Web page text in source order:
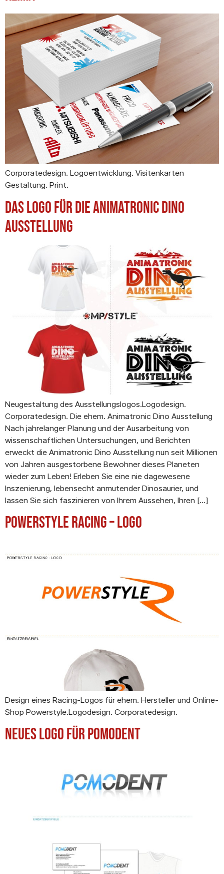
Corporatedesign. Logoentwicklung. Visitenkarten
Gestaltung. Print.
Das Logo für die Animatronic Dino
Ausstellung
Neugestaltung des Ausstellungslogos.Logodesign.
Corporatedesign. Die ehem. Animatronic Dino Ausstellung
Nach jahrelanger Planung und der Ausarbeitung von
wissenschaftlichen Untersuchungen, und Berichten
erweckt die Animatronic Dino Ausstellung nun seit Millionen
von Jahren ausgestorbene Bewohner dieses Planeten
wieder zum Leben! Erleben Sie eine nie dagewesene
Inszenierung, lebensecht anmutender Dinosaurier, und
lassen Sie sich faszinieren von Ihrem Aussehen, Ihren […]
PowerStyle Racing – Logo
Design eines Racing-Logos für ehem. Hersteller und Online-
Shop Powerstyle.Logodesign. Corporatedesign.
Neues Logo für Pomodent